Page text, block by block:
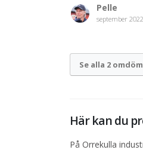
Pelle
september 2022
Se alla 2
Här kan du
På Orrekulla